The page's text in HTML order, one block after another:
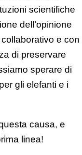
scientifiche
dell’opinione
e con
di preservare
sperare di
gli elefanti e i
causa, e
linea!